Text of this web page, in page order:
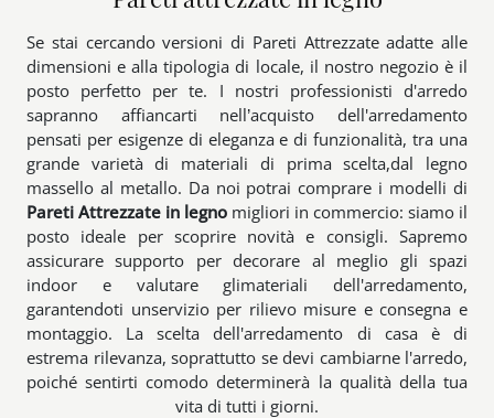
Se stai cercando versioni di Pareti Attrezzate adatte alle
dimensioni e alla tipologia di locale, il nostro negozio è il
posto perfetto per te. I nostri professionisti d'arredo
sapranno affiancarti nell’acquisto dell'arredamento
pensati per esigenze di eleganza e di funzionalità, tra una
grande varietà di materiali di prima scelta,dal legno
massello al metallo. Da noi potrai comprare i modelli di
Pareti Attrezzate in legno migliori in commercio: siamo il
posto ideale per scoprire novità e consigli. Sapremo
assicurare supporto per decorare al meglio gli spazi
indoor e valutare glimateriali dell'arredamento,
garantendoti unservizio per rilievo misure e consegna e
montaggio. La scelta dell'arredamento di casa è di
estrema rilevanza, soprattutto se devi cambiarne l'arredo,
poiché sentirti comodo determinerà la qualità della tua
vita di tutti i giorni.